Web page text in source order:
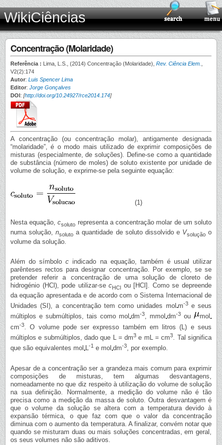
WikiCiências
Concentração (Molaridade)
Referência : Lima, L.S., (2014) Concentração (Molaridade), Rev. Ciência Elem.
V2(2):174
Autor: Luis Spencer Lima
Editor: Jorge Gonçalves
DOI: [http://doi.org/10.24927/rce2014.174]
A concentração (ou concentração molar), antigamente designada
“molaridade”, é o modo mais utilizado de exprimir composições de
misturas (especialmente, de soluções). Define-se como a quantidade
de substância (número de moles) de soluto existente por unidade de
volume de solução, e exprime-se pela seguinte equação:
(1)
Nesta equação,csoluto representa a concentração molar de um soluto
numa solução,nsoluto a quantidade de soluto dissolvido e Vsolução o
volume da solução.
Além do símboloc indicado na equação, também é usual utilizar
parênteses rectos para designar concentração. Por exemplo, se se
pretender referir a concentração de uma solução de cloreto de
hidrogénio (HCl), pode utilizar-secHCl ou [HCl]. Como se depreende
da equação apresentada e de acordo com o Sistema Internacional de
Unidades (SI), a concentração tem como unidades mol m-3e seus
múltiplos e submúltiplos, tais como mol dm-3, mmol dm-3 ou
mol
cm-3. O volume pode ser expresso também em litros (L) e seus
múltiplos e submúltiplos, dado que L = dm3 e mL = cm3. Tal significa
que são equivalentes mol L-1 e mol dm-3, por exemplo.
Apesar de a concentração ser a grandeza mais comum para exprimir
composições de misturas, tem algumas desvantagens,
nomeadamente no que diz respeito à utilização do volume de solução
na sua definição. Normalmente, a medição do volume não é tão
precisa como a medição da massa de soluto. Outra desvantagem é
que o volume da solução se altera com a temperatura devido à
expansão térmica, o que faz com que o valor da concentração
diminua com o aumento da temperatura. A finalizar, convém notar que
quando se misturam duas ou mais soluções concentradas, em geral,
os seus volumes não são aditivos.